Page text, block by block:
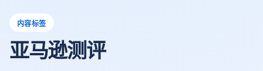
内容标签
亚马逊测评